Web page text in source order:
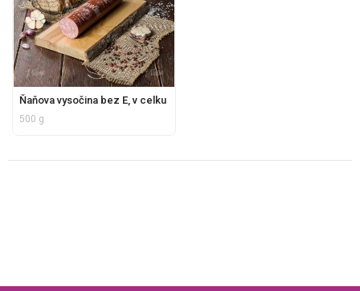
Ňaňova vysočina bez E, v celku
500 g